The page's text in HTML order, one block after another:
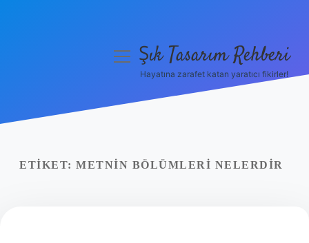
Yasal Uyarı
menüyüŞık Tasarım Rehberi
Hayatına zarafet katan yaratıcı fikirler!
ETIKET: METNIN BÖLÜMLERI NELERDIR